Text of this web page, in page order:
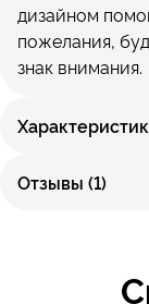
дизайном
пожелания,
знак внимания.
Отзывы (1)